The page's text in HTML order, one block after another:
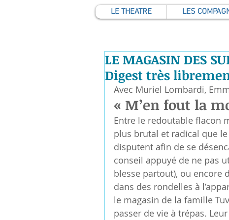
LE THEATRE LES
LE MAGASIN DES
Digest très
Avec Muriel Lombardi,
« M’en fout la
Entre le redoutable flacon
plus brutal et radical que
disputent afin de se
conseil appuyé de ne pas
blesse partout), ou encore
dans des rondelles à
le magasin de la famille
passer de vie à trépas.